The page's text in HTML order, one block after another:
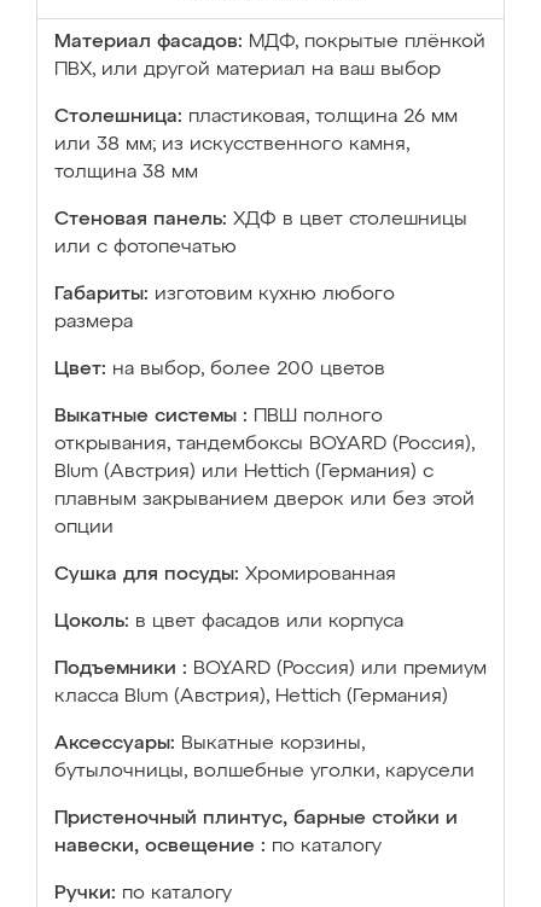
Материал фасадов: МДФ, покрытые плёнкой
ПВХ, или другой материал на ваш выбор
Столешница: пластиковая, толщина 26 мм
или 38 мм; из искусственного камня,
толщина 38 мм
Стеновая панель: ХДФ в цвет столешницы
или с фотопечатью
Габариты: изготовим кухню любого
размера
Цвет: на выбор, более 200 цветов
Выкатные системы :
ПВШ полного
открывания, тандембоксы BOYARD (Россия),
Blum (Австрия) или Hettich (Германия) с
плавным закрыванием дверок или без этой
опции
Сушка для посуды: Хромированная
Цоколь: в цвет фасадов или корпуса
Подъемники : BOYARD (Россия) или премиум
класса Blum (Австрия), Hettich (Германия)
Аксессуары: Выкатные корзины,
бутылочницы, волшебные уголки, карусели
Пристеночный плинтус, барные стойки и
навески, освещение : по каталогу
Ручки: по каталогу